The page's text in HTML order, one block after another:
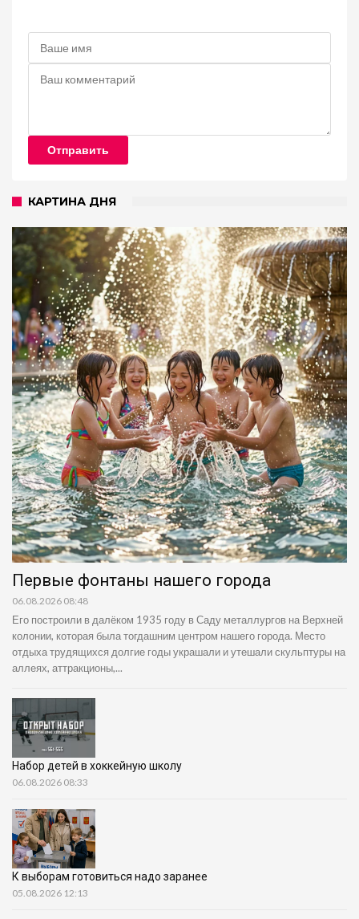
Отправить
КАРТИНА ДНЯ
Первые фонтаны нашего города
06.08.2026 08:48
Его построили в далёком 1935 году в Саду металлургов на Верхней
колонии, которая была тогдашним центром нашего города. Место
отдыха трудящихся долгие годы украшали и утешали скульптуры на
аллеях, аттракционы,...
Набор детей в хоккейную школу
06.08.2026 08:33
К выборам готовиться надо заранее
05.08.2026 12:13